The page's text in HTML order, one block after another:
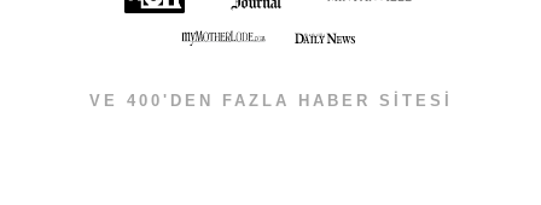
VE 400'DEN FAZLA HABER SİTESİ